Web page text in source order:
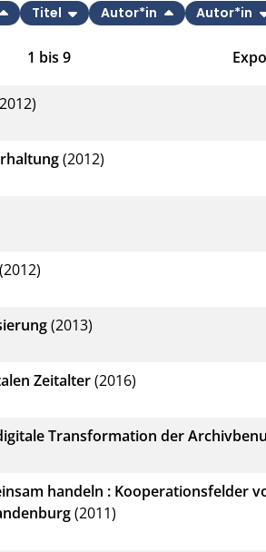
1 bis9
Titel Autor*in Autor*in
(2012)
(2013)
Zeitalter(2016)
Transformation der
handeln : Kooperationsfelder
(2011)